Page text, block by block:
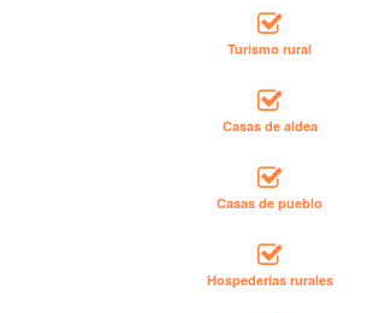
Turismo rural
Casas de aldea
Casas de pueblo
Hospederías rurales